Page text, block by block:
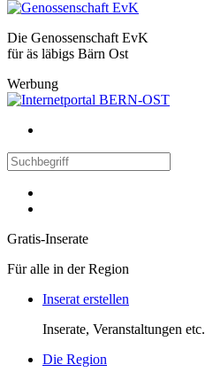
Die Genossenschaft EvK
für äs läbigs Bärn Ost
Werbung
Gratis-Inserate
Für alle in der Region
Inserat erstellen
Inserate, Veranstaltungen etc.
Die Region